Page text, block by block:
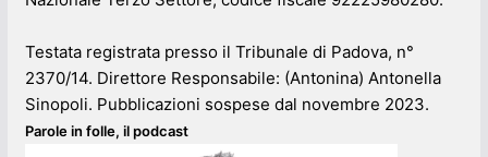
Testata registrata presso il Tribunale di Padova, n°
2370/14. Direttore Responsabile: (Antonina) Antonella
Sinopoli. Pubblicazioni sospese dal novembre 2023.
Parole in folle, il podcast